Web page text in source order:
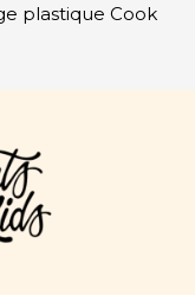
plastique Cook